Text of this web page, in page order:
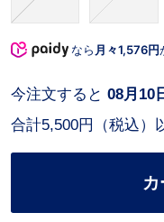
なら 月々1,576円
合計5,500円（税込）
今注文すると 08月10